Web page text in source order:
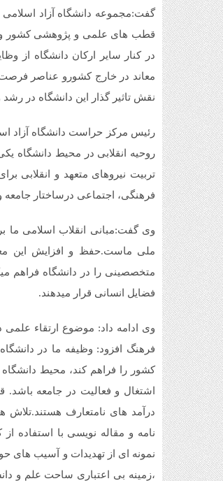
گفت:مجموعه دانشگاه آزاد اسلامی
قطب های علمی و پژوهشی کشور و
در کنار سایر ارکان دانشگاه از
معاند در خارج کشورو عناصر
نقش تاثیر گذار این دانشگاه در
رئیس مرکز حراست دانشگاه آزاد
روحیه انقلابی در محیط دانشگاه
تربیت نیروهای متعهد و انقلابی
فرهنگی، اجتماعی درساختار جامعه
وی گفت:مبانی انقلاب اسلامی ما
ملی ماست.حفظ و افزایش این
متخصصینی را در دانشگاه فراهم
فضایل انسانی قرار میدهند.
وی ادامه داد: موضوع ارتقاء
فرهنگ افزود: وظیفه ما در
کشور را فراهم کند، محیط
اشتغال و فعالیت در جامعه
درآمد های نامتعارف هستند.تلاش
نامه و مقاله نویسی با استفاده
نمونه ای از تهدیدات و آسیب های
،زمینه بی اعتباری ساحت علم و